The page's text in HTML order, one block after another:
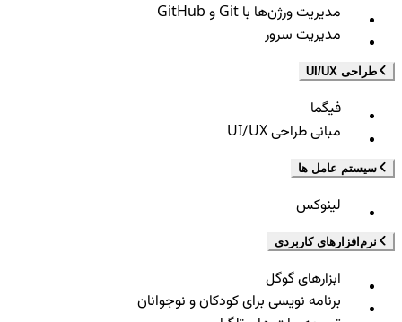
مدیریت ورژن‌ها با Git و GitHub
مدیریت سرور
طراحی UI/UX
فیگما
مبانی طراحی UI/UX
سیستم عامل ها
لینوکس
نرم‌افزارهای کاربردی
ابزارهای گوگل
برنامه نویسی برای کودکان و نوجوانان